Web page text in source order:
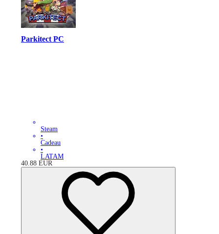
Parkitect PC
Steam
•
Cadeau
•
LATAM
40.88 EUR